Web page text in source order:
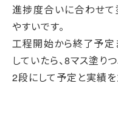
進捗度合いに合わせて
やすいです。
工程開始から終了予定
していたら、8マス塗り
2段にして予定と実績を